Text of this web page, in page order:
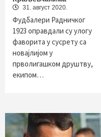
31. август 2020.
Фудбалери Радничког
1923 оправдали су улогу
фаворита у сусрету са
новајлијом у
прволигашком друштву,
екипом…